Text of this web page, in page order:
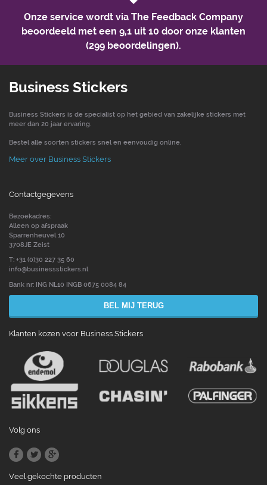
Onze service wordt via The Feedback Company
beoordeeld met een 9,1 uit 10 door onze klanten
(299 beoordelingen).
Business Stickers
Business Stickers is de specialist op het gebied van zakelijke stickers met
meer dan 20 jaar ervaring.
Bestel alle soorten stickers snel en eenvoudig online.
Meer over Business Stickers
Contactgegevens
Bezoekadres:
Alleen op afspraak
Sparrenheuvel 10
3708JE Zeist
T: +31 (0)30 227 35 60
info@businessstickers.nl
Bank nr: ING NL10 INGB 0675 0084 84
BEL MIJ TERUG
Klanten kozen voor Business Stickers
Volg ons
Veel gekochte producten